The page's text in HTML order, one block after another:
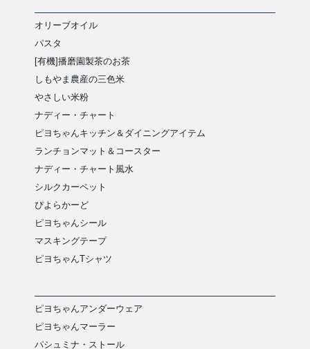
オリーブオイル
パスタ
[有機]播磨園製茶のお茶
しもやま農産の三色米
やさしい米粉
ナディー・チャート
ピヨちゃんキッチン＆ダイニングアイテム
ランチョンマット＆コースター
ナディー・チャート風水
シルクカーペット
ぴよらかーど
ピヨちゃんシール
マスキングテープ
ピヨちゃんTシャツ
ピヨちゃんアンダーウェア
ピヨちゃんマーラー
パシュミナ・ストール